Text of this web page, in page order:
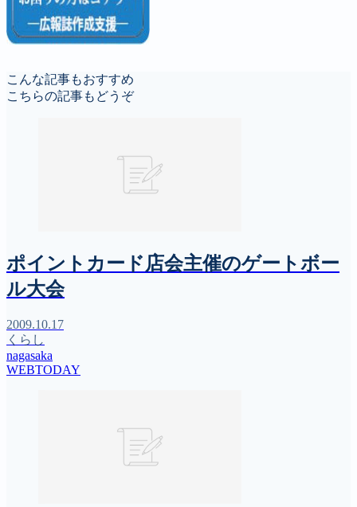
こんな記事もおすすめ
こちらの記事もどうぞ
ポイントカード店会主催のゲートボー
ル大会
2009.10.17
くらし
nagasaka
WEBTODAY